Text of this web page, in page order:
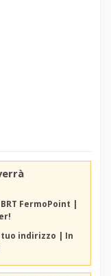
FermoPoint |
tuo indirizzo | In